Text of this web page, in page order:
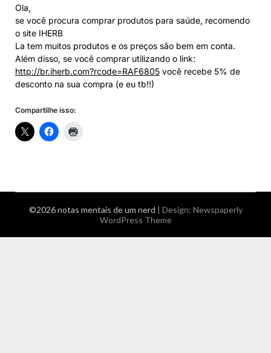
Ola,
se você procura comprar produtos para saúde, recomendo
o site IHERB
La tem muitos produtos e os preços são bem em conta.
Além disso, se você comprar utilizando o link:
http://br.iherb.com?rcode=RAF6805 você recebe 5% de
desconto na sua compra (e eu tb!!)
Compartilhe isso:
©2026 notas mentais de um nerd | Design: Newspaperly
WordPress Theme